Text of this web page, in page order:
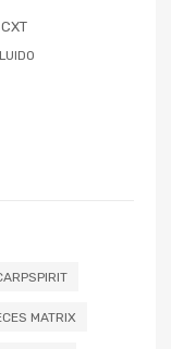
MATRIX